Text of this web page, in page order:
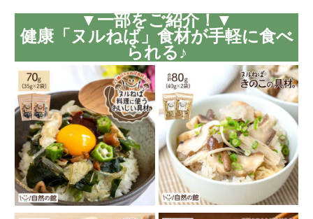
▼一部をご紹介！▼
健康「ヌルねば」食材が手軽に食べ
られる♪